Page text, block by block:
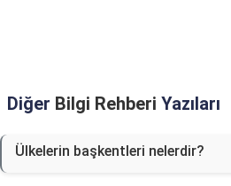
Diğer Bilgi Rehberi Yazıları
Ülkelerin başkentleri nelerdir?